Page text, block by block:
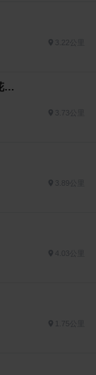
Hidden Eight映景觀餐廳 (裕元花園酒店)
4.03公里
1.75公里